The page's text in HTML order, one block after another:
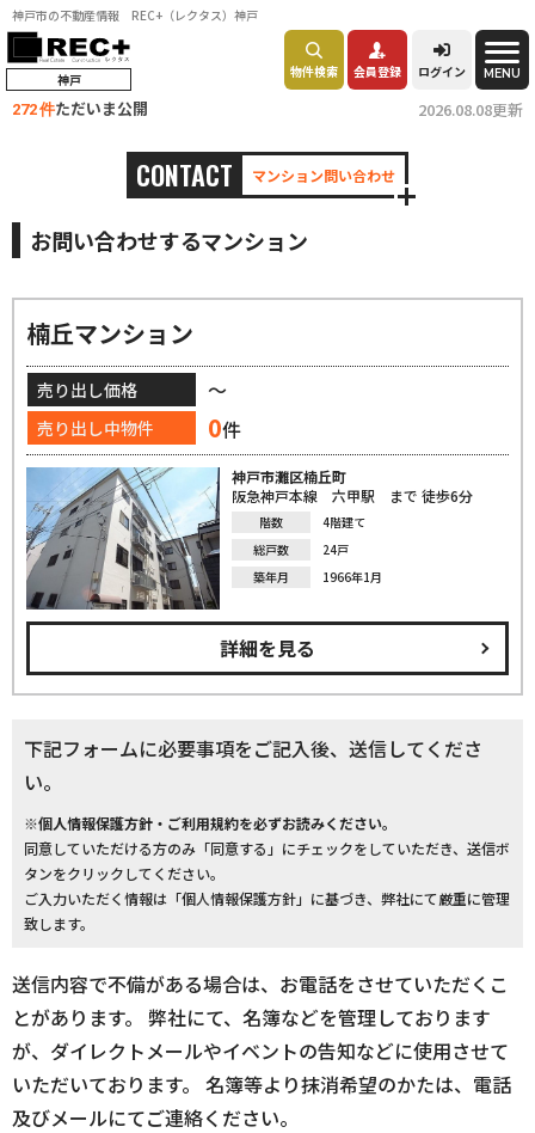
神戸市の不動産情報 REC+（レクタス）神戸
神戸 物件検索 会員登録 ログイン MENU
272 件ただいま公開 2026.08.08更新
CONTACT マンション問い合わせ
お問い合わせするマンション
楠丘マンション
売り出し価格 ～
売り出し中物件 0件
神戸市灘区楠丘町
阪急神戸本線 六甲駅 まで 徒歩6分
階数
4階建て
総戸数
24戸
築年月
1966年1月
詳細を見る
下記フォームに必要事項をご記入後、送信してくださ
い。
※個人情報保護方針・ご利用規約を必ずお読みください。
同意していただける方のみ「同意する」にチェックをしていただき、送信ボ
タンをクリックしてください。
ご入力いただく情報は「個人情報保護方針」に基づき、弊社にて厳重に管理
致します。
送信内容で不備がある場合は、お電話をさせていただくこ
とがあります。 弊社にて、名簿などを管理しております
が、ダイレクトメールやイベントの告知などに使用させて
いただいております。 名簿等より抹消希望のかたは、電話
及びメールにてご連絡ください。